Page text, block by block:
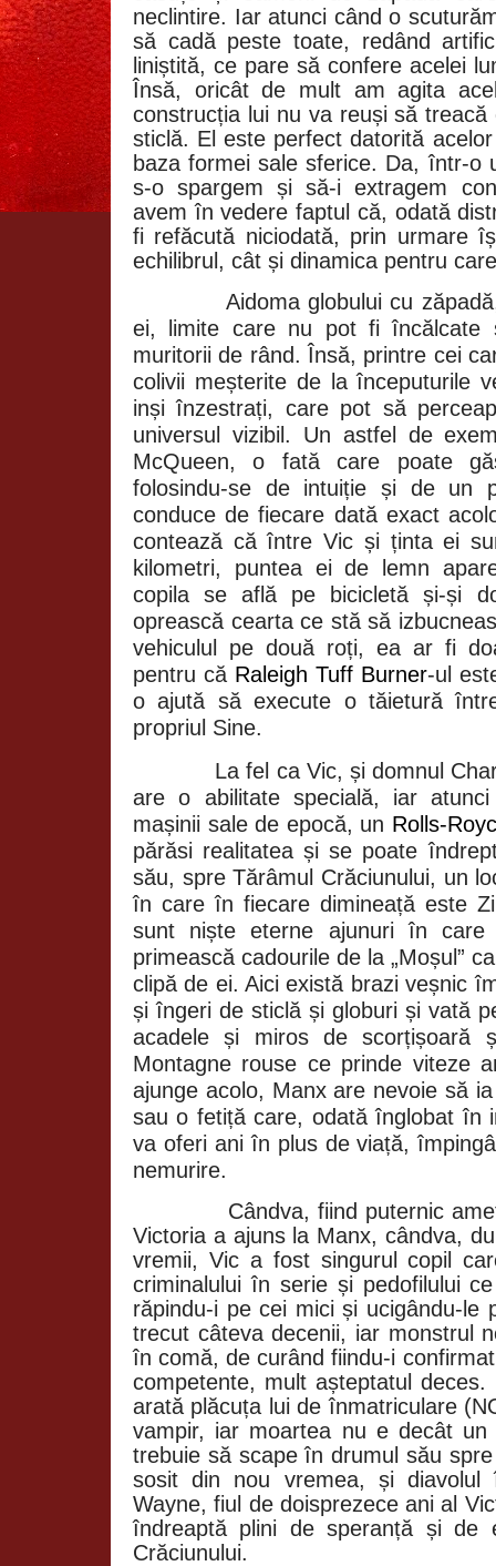
neclintire. Iar atunci când o
să cadă peste toate, redând
liniștită, ce pare să confere acelei
Însă, oricât de mult am agita
construcția lui nu va reuși să
sticlă. El este perfect datorită
baza formei sale sferice. Da, într-o
s-o spargem și să-i extragem
avem în vedere faptul că, odată
fi refăcută niciodată, prin urmare
echilibrul, cât și dinamica pentru
Aidoma globului cu
ei, limite care nu pot fi încălcate
muritorii de rând. Însă, printre cei
colivii meșterite de la începuturile
inși înzestrați, care pot să
universul vizibil. Un astfel de
McQueen, o fată care poate
folosindu-se de intuiție și de un
conduce de fiecare dată exact
contează că între Vic și ținta ei
kilometri, puntea ei de lemn
copila se află pe bicicletă și-și
oprească cearta ce stă să
vehiculul pe două roți, ea ar fi
pentru că Raleigh Tuff Burner-ul
o ajută să execute o tăietură
propriul Sine.
La fel ca Vic, și domnul
are o abilitate specială, iar
mașinii sale de epocă, un Rolls-
părăsi realitatea și se poate
său, spre Tărâmul Crăciunului, un
în care în fiecare dimineață este
sunt niște eterne ajunuri în
primească cadourile de la „Moșul”
clipă de ei. Aici există brazi veșnic
și îngeri de sticlă și globuri și vată
acadele și miros de scorțișoară
Montagne rouse ce prinde viteze
ajunge acolo, Manx are nevoie să
sau o fetiță care, odată înglobat în
va oferi ani în plus de viață,
nemurire.
Cândva, fiind puternic
Victoria a ajuns la Manx, cândva,
vremii, Vic a fost singurul copil
criminalului în serie și pedofilului
răpindu-i pe cei mici și ucigându-le
trecut câteva decenii, iar monstrul
în comă, de curând fiindu-i
competente, mult așteptatul
arată plăcuța lui de înmatriculare
vampir, iar moartea nu e decât
trebuie să scape în drumul său
sosit din nou vremea, și
Wayne, fiul de doisprezece ani al
îndreaptă plini de speranță și de
Crăciunului.